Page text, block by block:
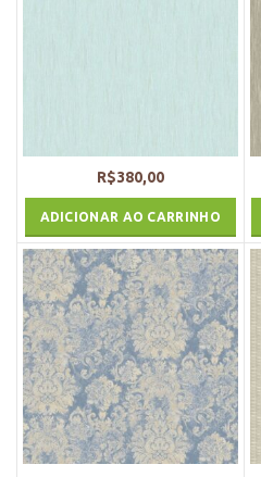
R$380,00
ADICIONAR AO CARRINHO